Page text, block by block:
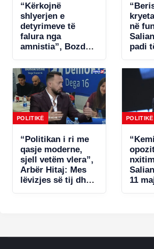
“Kërkojnë
shlyerjen e
detyrimeve të
falura nga
amnistia”, Bozdo
Po i bëhet presion
bizneseve.
Ministria e
Financave s’ka
miratuar aktet
nënligjore!
në
padi
jap
POLITIKË
“Politikan i ri me
qasje moderne,
sjell vetëm vlera”,
Arbër Hitaj: Mes
lëvizjes së tij dhe
POLITIKË
11